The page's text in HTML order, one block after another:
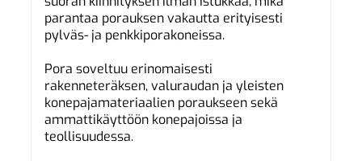
parantaa porauksen vakautta erityisesti
pylväs- ja penkkiporakoneissa.
Pora soveltuu erinomaisesti
rakenneteräksen, valuraudan ja yleisten
konepajamateriaalien poraukseen sekä
ammattikäyttöön konepajoissa ja
teollisuudessa.